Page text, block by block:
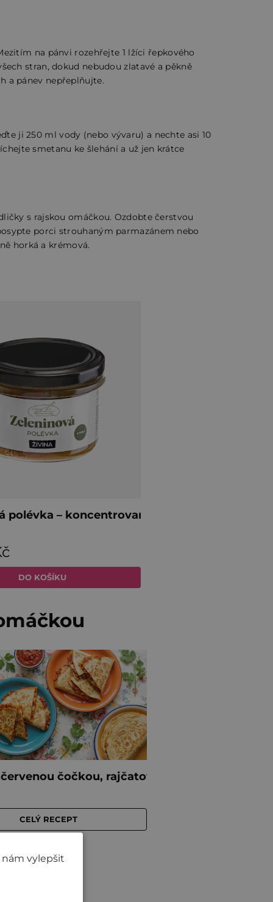
na pánvi rozehřejte 1 lžíci řepkového
stran, dokud nebudou zlatavé a pěkně
a pánev nepřeplňujte.
ji 250 ml vody (nebo vývaru) a nechte asi 10
smetanu ke šlehání a už jen krátce
s rajskou omáčkou. Ozdobte čerstvou
porci strouhaným parmazánem nebo
horká a krémová.
nám vylepšit